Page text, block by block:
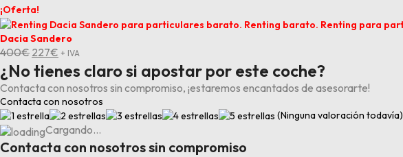
original
era:
350€.
es:
221€.
¡Oferta!
Dacia Sandero
400€ El
precio
original
era:
400€.
227€ El
actual
es:
227€.
+ IVA
¿No tienes claro si apostar por este coche?
Contacta con nosotros sin compromiso, ¡estaremos encantados de asesorarte!
Contacta con nosotros
(Ninguna valoración todavía)
Cargando…
Contacta con nosotros sin compromiso